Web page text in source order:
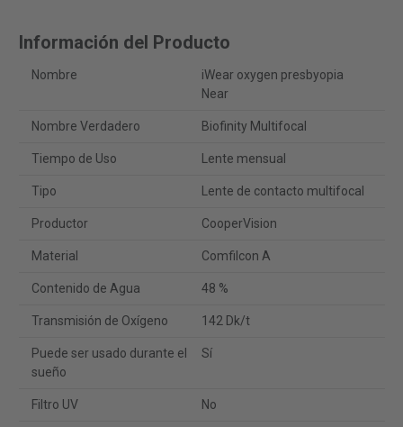
Información del Producto
Nombre
iWear oxygen presbyopia
Near
Nombre Verdadero Biofinity Multifocal
Tiempo de Uso Lente mensual
Tipo Lente de contacto multifocal
Productor CooperVision
Material Comfilcon A
Contenido de Agua 48 %
Transmisión de Oxígeno 142 Dk/t
Puede ser usado durante el
sueño
Sí
Filtro UV No